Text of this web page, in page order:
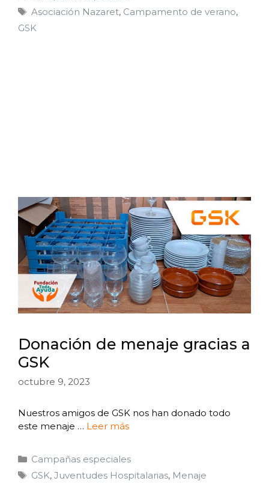
Asociación Nazaret, Campamento de verano,
GSK
Donación de menaje gracias a
GSK
octubre 9, 2023
Nuestros amigos de GSK nos han donado todo
este menaje … Leer más
Campañas especiales
GSK, Juventudes Hospitalarias, Menaje